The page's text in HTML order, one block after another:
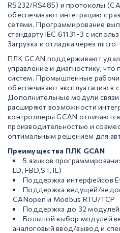
RS232/RS485) и протоколы
обеспечивают интеграцию с
сетями. Программирование
стандарту IEC 61131-3 с
Загрузка и отладка через
ПЛК GCAN поддерживают
управление и диагностику,
систем. Промышленные
обеспечивают эксплуатацию в
Дополнительные модули
расширяют возможности
контроллеры GCAN
производительностью и
оптимальным решением для
Преимущества ПЛК GCAN
5 языков
LD, FBD,ST, IL)
Поддержка интерфейсов
Поддержка ведущей/
CANopen и Modbus RTU/TCP
Поддержка до 32
Большой выбор модулей
аналоговый ввод/вывод и